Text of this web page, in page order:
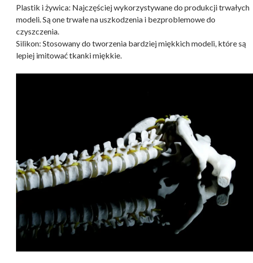
Plastik i żywica: Najczęściej wykorzystywane do produkcji trwałych
modeli. Są one trwałe na uszkodzenia i bezproblemowe do
czyszczenia.
Silikon: Stosowany do tworzenia bardziej miękkich modeli, które są
lepiej imitować tkanki miękkie.